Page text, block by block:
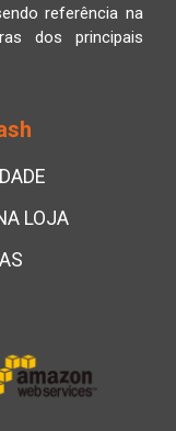
referência na
dos principais
LOJA